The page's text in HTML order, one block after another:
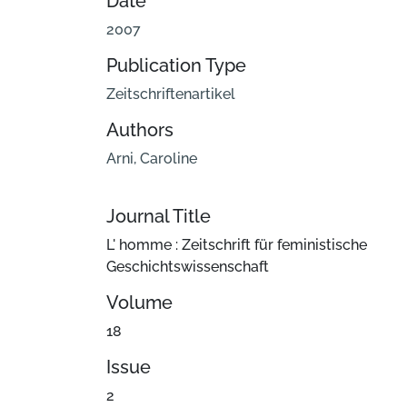
2007
Publication Type
Zeitschriftenartikel
Authors
Arni, Caroline
Journal Title
L' homme : Zeitschrift für feministische
Geschichtswissenschaft
Volume
18
Issue
2